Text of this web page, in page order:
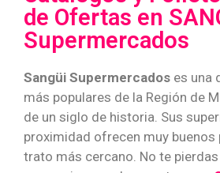
de Ofertas en
Supermercados
Sangüi Supermercados es una
más populares de la Región de
de un siglo de historia. Sus
proximidad ofrecen muy buenos
trato más cercano. No te